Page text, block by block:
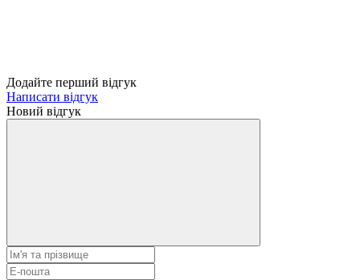
Додайте перший відгук
Написати відгук
Новий відгук